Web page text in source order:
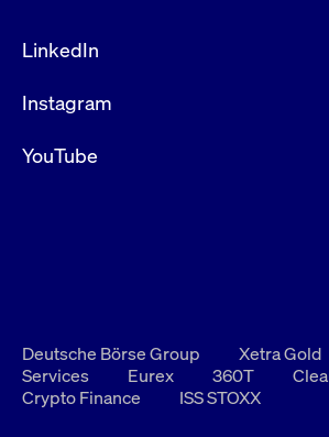
LinkedIn
Instagram
YouTube
Deutsche Börse Group Xetra Gold
Services
Eurex 360T
Crypto Finance
ISS STOXX